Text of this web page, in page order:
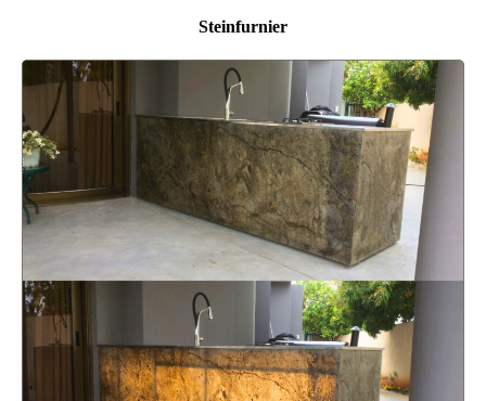
Steinfurnier